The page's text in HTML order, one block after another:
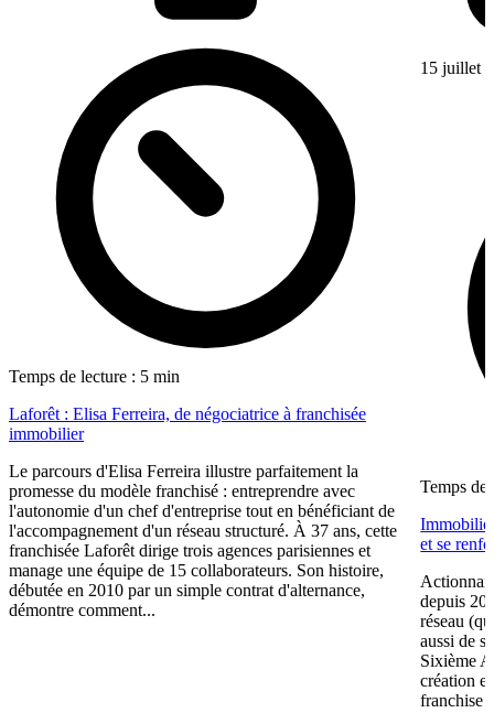
Temps de lecture : 5 min
Laforêt : Elisa Ferreira, de négociatrice à franchisée
immobilier
Le parcours d'Elisa Ferreira illustre parfaitement la
promesse du modèle franchisé : entreprendre avec
l'autonomie d'un chef d'entreprise tout en bénéficiant de
l'accompagnement d'un réseau structuré. À 37 ans, cette
franchisée Laforêt dirige trois agences parisiennes et
manage une équipe de 15 collaborateurs. Son histoire,
débutée en 2010 par un simple contrat d'alternance,
démontre comment...
15 juillet
Temps de
et se
depuis
réseau
aussi de
Sixième
création
franchise